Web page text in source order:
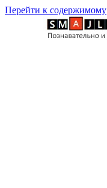
Перейти к содержимому